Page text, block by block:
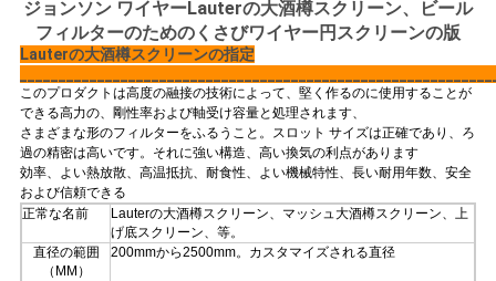
せ
ニ
ュ
ー
ス
ジョンソン ワイヤーLauterの大酒樽スクリーン、ビール
フィルターのためのくさびワイヤー円スクリーンの版
Lauterの大酒樽スクリーンの指定
このプロダクトは高度の融接の技術によって、堅く作るのに使用することが
できる高力の、剛性率および軸受け容量と処理されます、
さまざまな形のフィルターをふるうこと。スロット サイズは正確であり、ろ
過の精密は高いです。それに強い構造、高い換気の利点があります
効率、よい熱放散、高温抵抗、耐食性、よい機械特性、長い耐用年数、安全
および信頼できる
正常な名前
Lauterの大酒樽スクリーン、マッシュ大酒樽スクリーン、上
げ底スクリーン、等。
直径の範囲
（MM）
200mmから2500mm。カスタマイズされる直径